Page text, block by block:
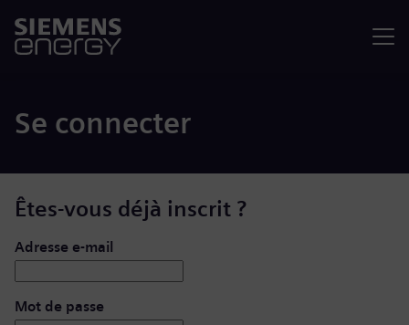
Se connecter
Êtes-vous déjà inscrit ?
Se connecter : nom d’utilisateur et mot de passe
Adresse e-mail
Mot de passe